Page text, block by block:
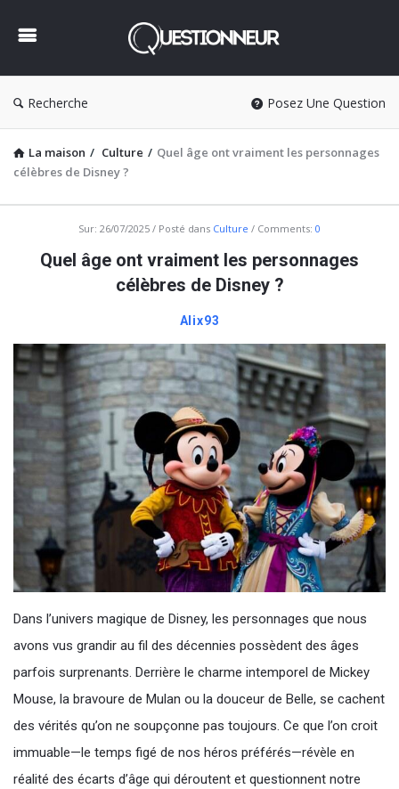
Recherche Posez Une Question
La maison / Culture / Quel âge ont vraiment les personnages
célèbres de Disney ?
Questionneur
Dernière
Sur: 26/07/2025 Posté dans Culture Comments: 0
Quel âge ont vraiment les personnages
célèbres de Disney ?
Alix93
Dans l’univers magique de Disney, les personnages que nous
avons vus grandir au fil des décennies possèdent des âges
parfois surprenants. Derrière le charme intemporel de Mickey
Mouse, la bravoure de Mulan ou la douceur de Belle, se cachent
des vérités qu’on ne soupçonne pas toujours. Ce que l’on croit
immuable—le temps figé de nos héros préférés—révèle en
réalité des écarts d’âge qui déroutent et questionnent notre